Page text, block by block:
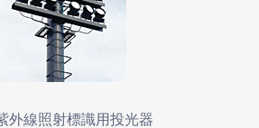
外線照射標識用投光器